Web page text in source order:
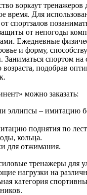
воркаут тренажеров
время. Для
спортзалов
от непогоды
Ежедневные
и форму,
спортом на
подобрав
можно заказать:
эллипсы – имитацию
поднятия по
кольца.
для отжимания.
тренажеры для
нагрузки на
категория